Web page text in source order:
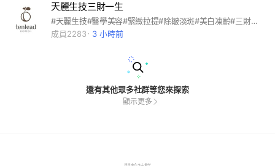
天麗生技三財一生
#天麗生技#醫學美容#緊緻拉提#除皺淡斑#美白凍齡#三財人生
成員2283
3 小時前
還有其他眾多社群等您來探索
顯示更多